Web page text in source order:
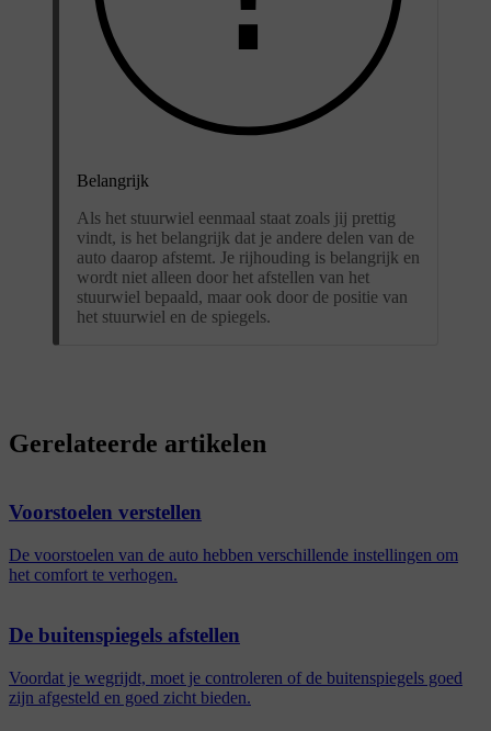
Belangrijk
Als het stuurwiel eenmaal staat zoals jij prettig
vindt, is het belangrijk dat je andere delen van de
auto daarop afstemt. Je rijhouding is belangrijk en
wordt niet alleen door het afstellen van het
stuurwiel bepaald, maar ook door de positie van
het stuurwiel en de spiegels.
Gerelateerde artikelen
Voorstoelen verstellen
De voorstoelen van de auto hebben verschillende instellingen om
het comfort te verhogen.
De buitenspiegels afstellen
Voordat je wegrijdt, moet je controleren of de buitenspiegels goed
zijn afgesteld en goed zicht bieden.